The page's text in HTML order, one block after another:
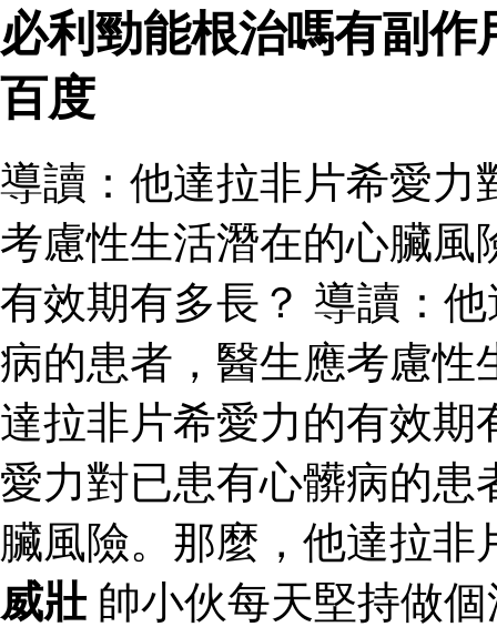
必利勁能根治嗎有副
百度
導讀：他達拉非片希愛力
考慮性生活潛在的心臟風
有效期有多長？ 導讀：
病的患者，醫生應考慮性
達拉非片希愛力的有效期
愛力對已患有心髒病的患
臟風險。那麼，他達拉
威壯帥小伙每天堅持做